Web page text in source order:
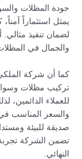
جودة المظلات
يمثل استثماراً
لضمان تنفيذ مثالي.
والجمال في
كما أن شركة
تركيب مظلات
للعملاء الدائمين،
والسعر المناسب
صديقة للبيئة
تضمن الشركة
النهائي.